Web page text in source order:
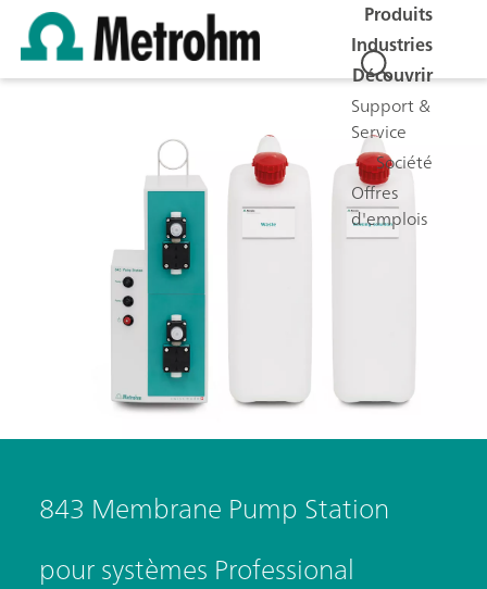
Produits
Industries
Découvrir
Support &
Service
Société
Offres
d'emplois
843 Membrane Pump Station
pour systèmes Professional